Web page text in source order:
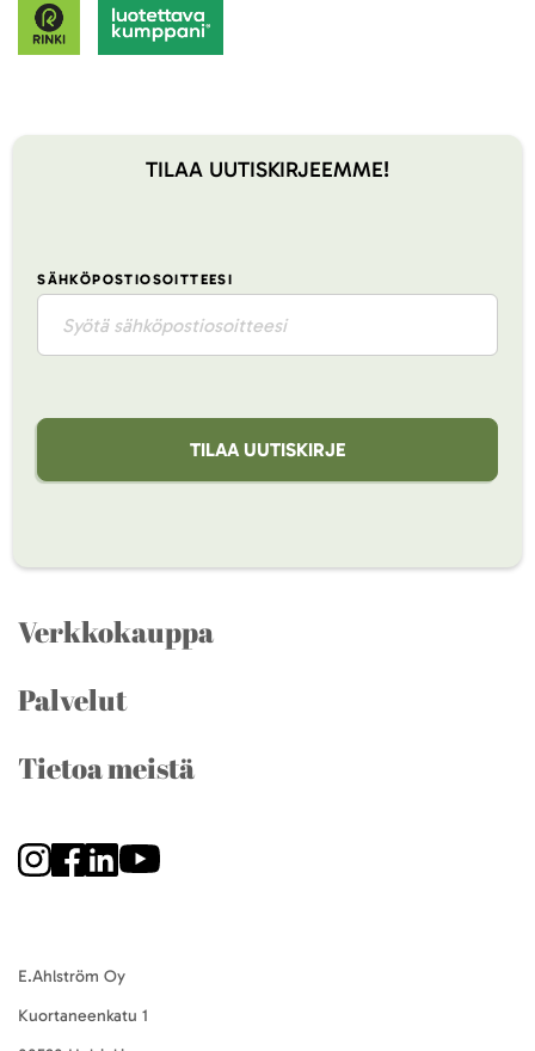
TILAA UUTISKIRJEEMME!
SÄHKÖPOSTIOSOITTEESI
TILAA UUTISKIRJE
Verkkokauppa
Palvelut
Tietoa meistä
E.Ahlström Oy
Kuortaneenkatu 1